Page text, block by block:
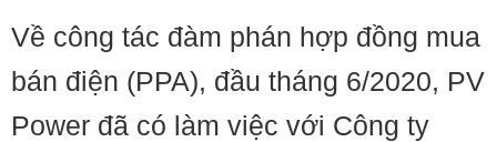
Về công tác đàm phán hợp đồng mua
bán điện (PPA), đầu tháng 6/2020, PV
Power đã có làm việc với Công ty